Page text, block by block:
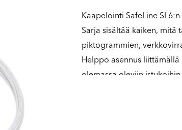
Kaapelointi SafeLine
Sarja sisältää kaiken, mitä
piktogrammien,
Helppo asennus
olemassa oleviin istukoihin.